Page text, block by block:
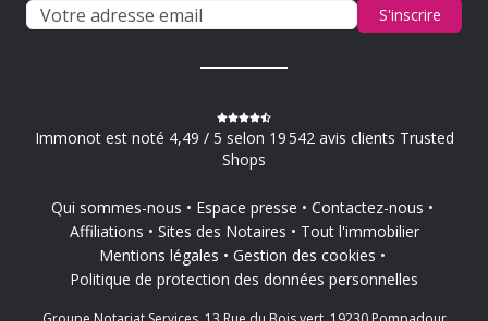
S'inscrire
Immonot est noté 4,49 / 5 selon 19 542 avis clients Trusted
Shops
Qui sommes-nous Espace presse
Contactez-nous
Affiliations
Sites des Notaires
Tout l'immobilier
Mentions légales
Gestion des cookies
Politique de protection des données personnelles